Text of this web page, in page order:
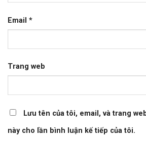
Email *
Trang web
Lưu tên của tôi, email, và trang
này cho lần bình luận kế tiếp của tôi.